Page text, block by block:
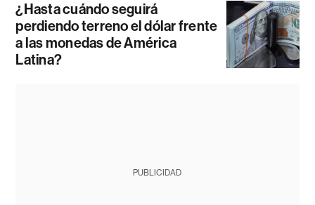
¿Hasta cuándo seguirá
perdiendo terreno el dólar frente
a las monedas de América
Latina?
PUBLICIDAD